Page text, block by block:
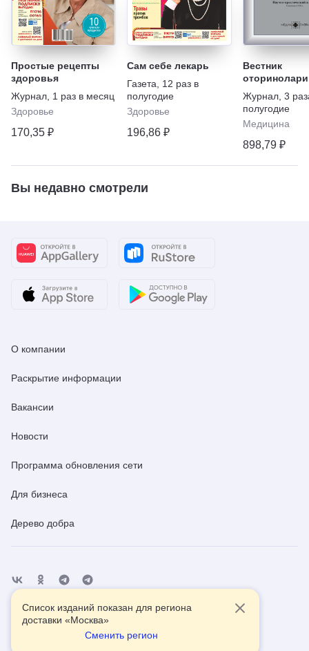
Простые рецепты
здоровья
Журнал 1 раз в месяц
Здоровье
170,35 ₽
Сам себе лекарь
Газета
12 раз в
полугодие
Здоровье
196,86 ₽
Вестник
Журнал 3
полугодие
Медицина
898,79 ₽
Вы недавно смотрели
О компании
Раскрытие информации
Вакансии
Новости
Программа обновления сети
Для бизнеса
Дерево добра
Помощь Контакты
Список изданий показан для региона
доставки «Москва»
Сменить регион